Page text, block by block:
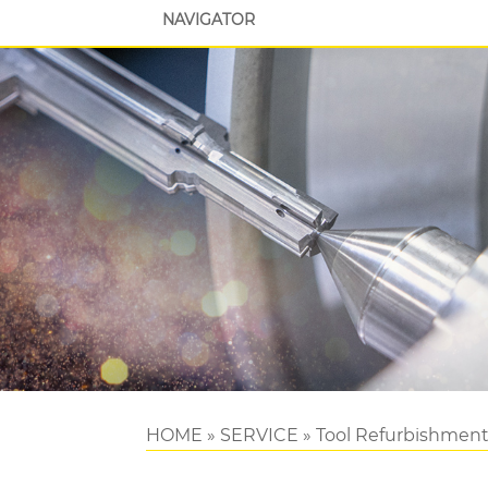
NAVIGATOR
HOME » SERVICE »Tool